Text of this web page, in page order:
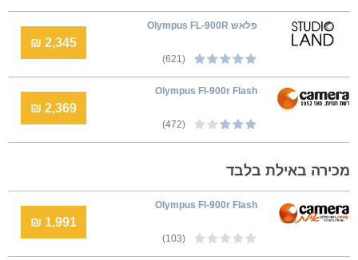
פלאש Olympus FL-900R
(621)
2,345 ₪
Olympus Fl-900r Flash
(472)
2,369 ₪
מכירה באילת בלבד
Olympus Fl-900r Flash
(103)
1,991 ₪